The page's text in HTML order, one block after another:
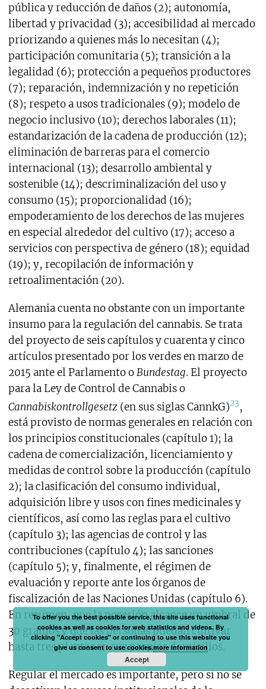
pública y reducción de daños (2); autonomía,
libertad y privacidad (3); accesibilidad al mercado
priorizando a quienes más lo necesitan (4);
participación comunitaria (5); transición a la
legalidad (6); protección a pequeños productores
(7); reparación, indemnización y no repetición
(8); respeto a usos tradicionales (9); modelo de
negocio inclusivo (10); derechos laborales (11);
estandarización de la cadena de producción (12);
eliminación de barreras para el comercio
internacional (13); desarrollo ambiental y
sostenible (14); descriminalización del uso y
consumo (15); proporcionalidad (16);
empoderamiento de los derechos de las mujeres
en especial alrededor del cultivo (17); acceso a
servicios con perspectiva de género (18); equidad
(19); y, recopilación de información y
retroalimentación (20).
Alemania cuenta no obstante con un importante
insumo para la regulación del cannabis. Se trata
del proyecto de seis capítulos y cuarenta y cinco
artículos presentado por los verdes en marzo de
2015 ante el Parlamento oBundestag. El proyecto
para la Ley de Control de Cannabis o
Cannabiskontrollgesetz (en sus siglas CannkG)23,
está provisto de normas generales en relación con
los principios constitucionales (capítulo 1); la
cadena de comercialización, licenciamiento y
medidas de control sobre la producción (capítulo
2); la clasificación del consumo individual,
adquisición libre y usos con fines medicinales y
científicos, así como las reglas para el cultivo
(capítulo 3); las agencias de control y las
contribuciones (capítulo 4); las sanciones
(capítulo 5); y, finalmente, el régimen de
evaluación y reporte ante los órganos de
fiscalización de las Naciones Unidas (capítulo 6).
En resumen, que la posesión alcance un umbral de
30 gramos y que las personas puedan cultivar
hasta tres plantas en sus propios domicilios.
Regular el mercado es importante, pero si no se
To offer you the best possible service, this site uses functional
cookies as well as cookies for web statistics and videos. By
clicking "Accept cookies" or continuing to use this website you
give us consent to use cookies.more information
Accept